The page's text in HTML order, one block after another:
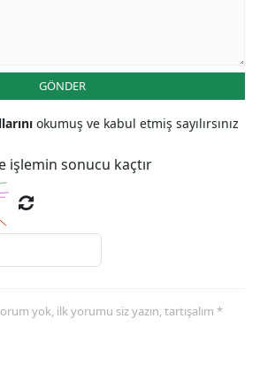
Manisa
Kahramanmaraş
Mardin
Muş
Nevşehir
Niğde
GÖNDER
okumuş ve kabul etmiş sayılırsınız
işlemin sonucu kaçtır
yok, ilk yorumu siz yazın, tartışalım *